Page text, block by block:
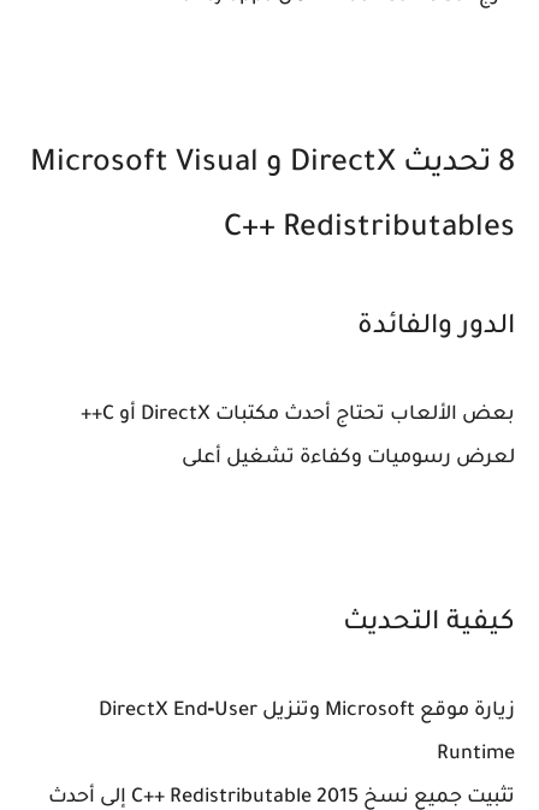
8 تحديث DirectX و Microsoft Visual
C++ Redistributables
الدور والفائدة
بعض الألعاب تحتاج أحدث مكتبات DirectX أو C++
لعرض رسوميات وكفاءة تشغيل أعلى
كيفية التحديث
زيارة موقع Microsoft وتنزيل DirectX End‑User
Runtime
تثبيت جميع نسخ C++ Redistributable 2015 إلى أحدث